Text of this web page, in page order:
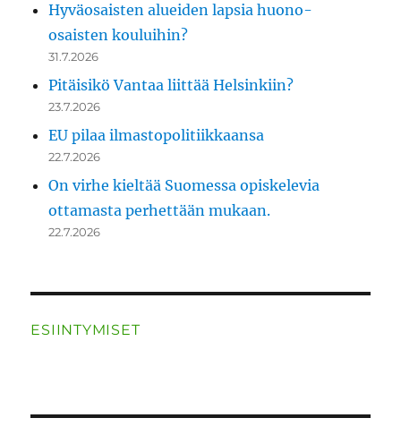
Hyväosaisten alueiden lapsia huono-
osaisten kouluihin?
31.7.2026
Pitäisikö Vantaa liittää Helsinkiin?
23.7.2026
EU pilaa ilmastopolitiikkaansa
22.7.2026
On virhe kieltää Suomessa opiskelevia
ottamasta perhettään mukaan.
22.7.2026
ESIINTYMISET